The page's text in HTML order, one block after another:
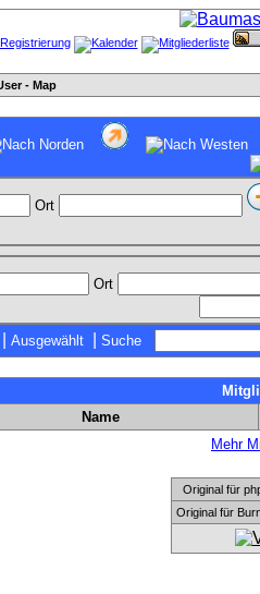
- Map
Ort
Ort
Ausgewählt Suche
Name
Mehr
Original für
Original für